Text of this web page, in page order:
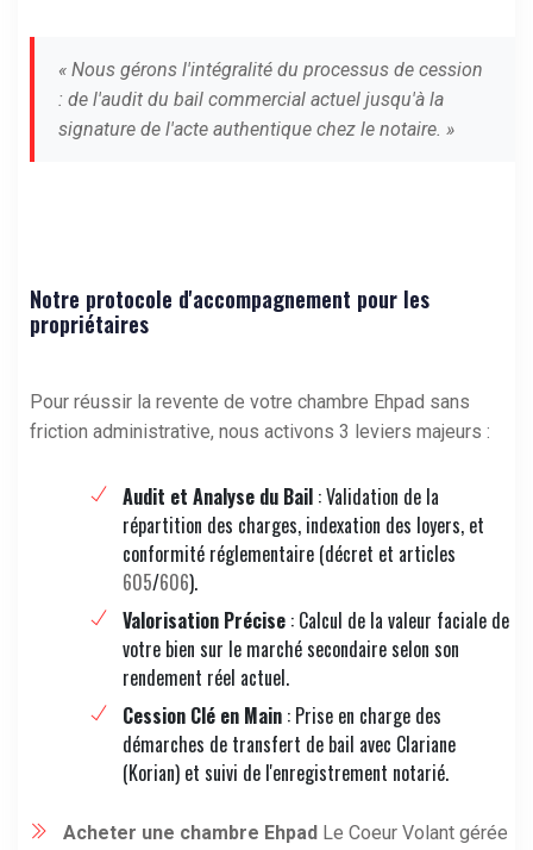
« Nous gérons l'intégralité du processus de cession
: de l'audit du bail commercial actuel jusqu'à la
signature de l'acte authentique chez le notaire. »
Notre protocole d'accompagnement pour les
propriétaires
Pour réussir la revente de votre chambre Ehpad sans
friction administrative, nous activons 3 leviers majeurs :
Audit et Analyse du Bail : Validation de la
répartition des charges, indexation des loyers, et
conformité réglementaire (décret et articles
605/606).
Valorisation Précise : Calcul de la valeur faciale de
votre bien sur le marché secondaire selon son
rendement réel actuel.
Cession Clé en Main : Prise en charge des
démarches de transfert de bail avec Clariane
(Korian) et suivi de l'enregistrement notarié.
Acheter une chambre Ehpad Le Coeur Volant gérée